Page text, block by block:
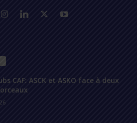
CAF: ASCK et ASKO face à deux